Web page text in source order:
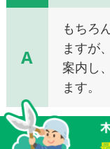
A
もちろ
ますが
案内し
ます。